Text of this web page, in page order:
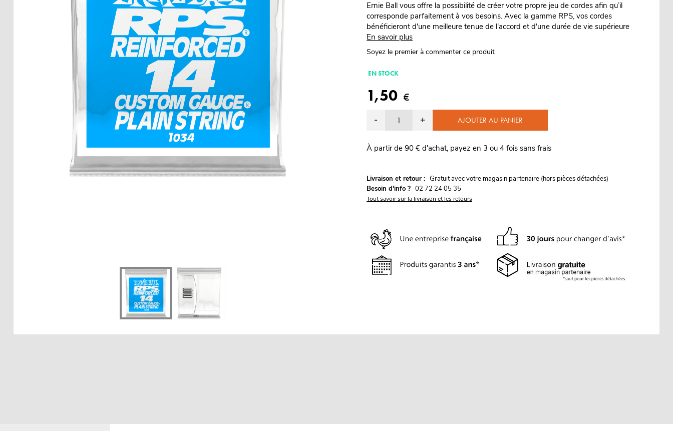
Ernie Ball vous offre la possibilité de créer votre propre jeu de cordes afin qu’il
corresponde parfaitement à vos besoins. Avec la gamme RPS, vos cordes
bénéficieront d'une meilleure tenue de l'accord et d'une durée de vie supérieure
En savoir plus
Soyez le premier à commenter ce produit
EN STOCK
1,50 €
- + AJOUTER AU PANIER
À partir de 90 € d'achat, payez en 3 ou 4 fois sans frais
Livraison et retour : Gratuit avec votre magasin partenaire (hors pièces détachées)
Besoin d'info ? 02 72 24 05 35
Tout savoir sur la livraison et les retours